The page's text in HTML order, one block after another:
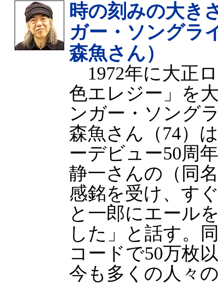
時の刻みの大き
ガー・ソング
森魚さん）
1972年に大正
色エレジー」を
ンガー・ソング
森魚さん（74）
ーデビュー50周
静一さんの（同
感銘を受け、す
と一郎にエール
した」と話す。
コードで50万枚
今も多くの人々